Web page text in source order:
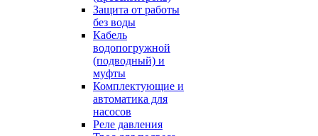
Защита от работы
без воды
Кабель
водопогружной
(подводный) и
муфты
Комплектующие и
автоматика для
насосов
Реле давления